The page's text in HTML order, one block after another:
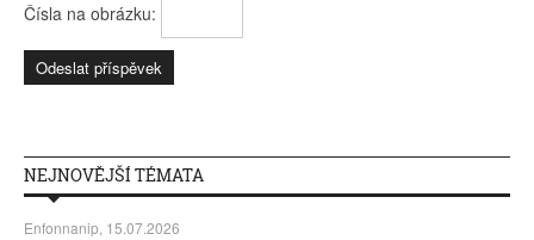
Čísla na obrázku:
NEJNOVĚJŠÍ TÉMATA
Enfonnanip, 15.07.2026